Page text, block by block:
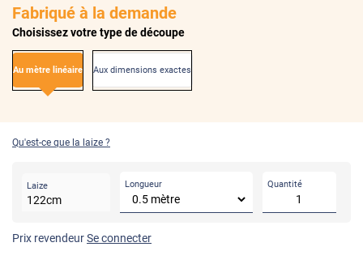
Fabriqué à la demande
Choisissez votre type de découpe
Au mètre linéaire Aux dimensions exactes
Qu'est-ce que la laize ?
Laize
122cm
Longueur Quantité
Prix revendeurSe connecter